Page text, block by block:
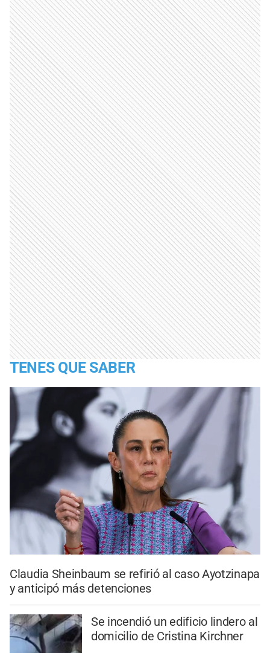
TENES QUE SABER
Claudia Sheinbaum se refirió al caso Ayotzinapa
y anticipó más detenciones
Se incendió un edificio lindero al
domicilio de Cristina Kirchner